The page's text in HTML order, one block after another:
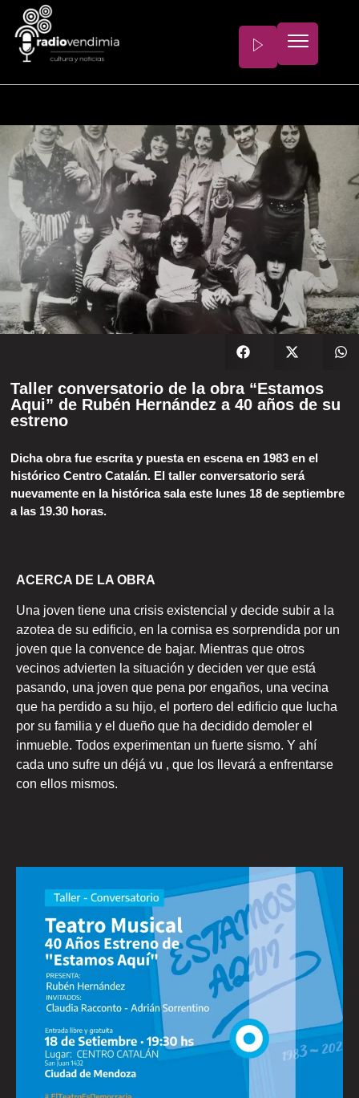
Taller conversatorio de la obra “Estamos
Aqui” de Rubén Hernández a 40 años de su
estreno
Dicha obra fue escrita y puesta en escena en 1983 en el
histórico Centro Catalán. El taller conversatorio será
nuevamente en la histórica sala este lunes 18 de septiembre
a las 19.30 horas.
ACERCA DE LA OBRA
Una joven tiene una crisis existencial y decide subir a la
azotea de su edificio, en la cornisa es sorprendida por un
joven que la convence de bajar. Mientras que otros
vecinos advierten la situación y deciden ver que está
pasando, una joven que pena por engaños, una vecina
que ha perdido a su hijo, el portero del edificio que lucha
por su familia y el dueño que ha decidido demoler el
inmueble. Todos experimentan un fuerte sismo. Y ahí
cada uno sufre un déjá vu , que los llevará a enfrentarse
con ellos mismos.